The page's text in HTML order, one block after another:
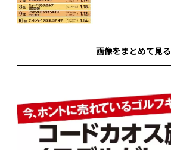
画像をまとめて見る